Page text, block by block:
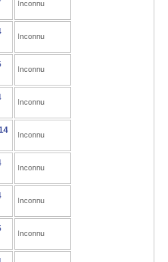
Inconnu
Inconnu
Inconnu
Inconnu
Inconnu
Inconnu
Inconnu
Inconnu